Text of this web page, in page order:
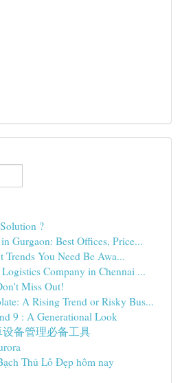
?
Gurgaon: Best Offices, Price...
Trends You Need Be Awa...
Company in Chennai ...
Miss Out!
A Rising Trend or Risky Bus...
9 : A Generational Look
备管理必备工具
Thủ Lô Đẹp hôm nay